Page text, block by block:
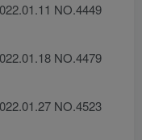
NO.4449
NO.4479
NO.4523